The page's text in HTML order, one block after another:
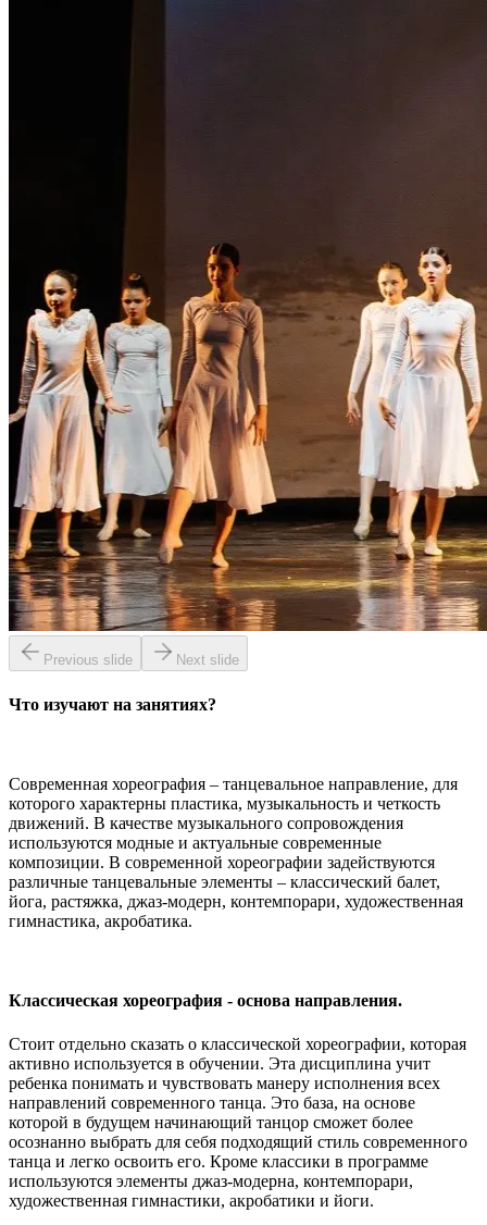
Previous slide Next slide
Что изучают на занятиях?
Современная хореография – танцевальное направление, для
которого характерны пластика, музыкальность и четкость
движений. В качестве музыкального сопровождения
используются модные и актуальные современные
композиции. В современной хореографии задействуются
различные танцевальные элементы – классический балет,
йога, растяжка, джаз-модерн, контемпорари, художественная
гимнастика, акробатика.
Классическая хореография - основа направления.
Стоит отдельно сказать о классической хореографии, которая
активно используется в обучении. Эта дисциплина учит
ребенка понимать и чувствовать манеру исполнения всех
направлений современного танца. Это база, на основе
которой в будущем начинающий танцор сможет более
осознанно выбрать для себя подходящий стиль современного
танца и легко освоить его. Кроме классики в программе
используются элементы джаз-модерна, контемпорари,
художественная гимнастики, акробатики и йоги.